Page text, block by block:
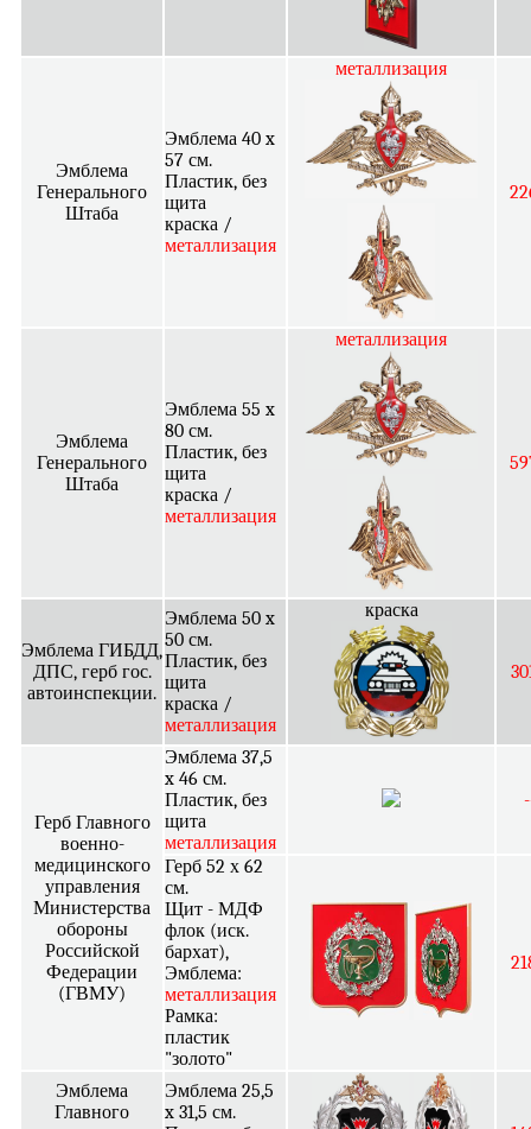
Эмблема
Генерального
Штаба
Эмблема 40 x
57 см.
Пластик, без
щита
краска /
металлизация
металлизация
Эмблема
Генерального
Штаба
Эмблема 55 x
80 см.
Пластик, без
щита
краска /
металлизация
металлизация
Эмблема ГИБДД,
ДПС, герб гос.
автоинспекции.
Эмблема 50 x
50 см.
Пластик, без
щита
краска /
металлизация
краска
Герб Главного
военно-
медицинского
управления
Министерства
обороны
Российской
Федерации
(ГВМУ)
Эмблема 37,5
x 46 см.
Пластик, без
щита
металлизация
Герб 52 х 62
см.
Щит - МДФ
флок (иск.
бархат),
Эмблема:
металлизация
Рамка:
пластик
"золото"
Эмблема
Главного
Эмблема 25,5
x 31,5 см.